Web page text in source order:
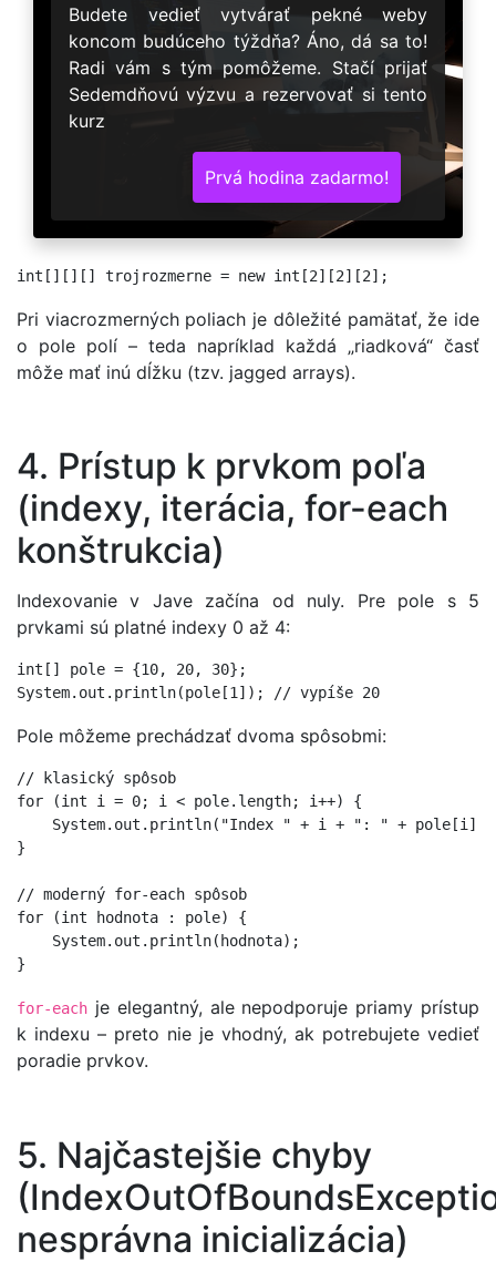
Budete vedieť vytvárať pekné weby
koncom budúceho týždňa? Áno, dá sa to!
Radi vám s tým pomôžeme. Stačí prijať
Sedemdňovú výzvu a rezervovať si tento
kurz
Prvá hodina zadarmo!
Pri viacrozmerných poliach je dôležité pamätať, že ide
o pole polí – teda napríklad každá „riadková“ časť
môže mať inú dĺžku (tzv. jagged arrays).
4. Prístup k prvkom poľa
(indexy, iterácia, for-each
konštrukcia)
Indexovanie v Jave začína od nuly. Pre pole s 5
prvkami sú platné indexy 0 až 4:
int[] pole = {10, 20, 30};
Pole môžeme prechádzať dvoma spôsobmi:
// klasický spôsob
for (int i = 0; i < pole.length; i++) {
    System.out.println("Index " + i + ": " + pole[i]);
}
// moderný for-each spôsob
for (int hodnota : pole) {
    System.out.println(hodnota);
for-each je elegantný, ale nepodporuje priamy prístup
k indexu – preto nie je vhodný, ak potrebujete vedieť
poradie prvkov.
5. Najčastejšie chyby
nesprávna inicializácia)